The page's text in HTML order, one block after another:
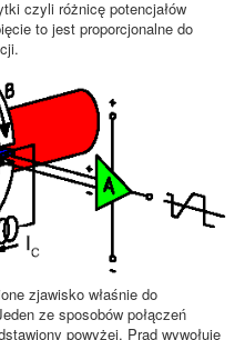
czyli różnicę potencjałów
to jest proporcjonalne do
zjawisko właśnie do
ze sposobów połączeń
powyżej. Prąd wywołuje